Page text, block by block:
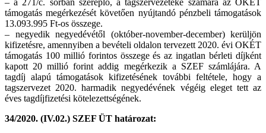
– a 271/c. sorban szereplő, a tagszervezeteke számára az OKÉT
támogatás megérkezését követően nyújtandó pénzbeli támogatások
13.093.995 Ft-os összege.
– negyedik negyedévétől (október-november-december) kerüljön
kifizetésre, amennyiben a bevételi oldalon tervezett 2020. évi OKÉT
támogatás 100 millió forintos összege és az ingatlan bérleti díjként
kapott 20 millió forint addig megérkezik a SZEF számlájára. A
tagdíj alapú támogatások kifizetésének további feltétele, hogy a
tagszervezet 2020. harmadik negyedévének végéig eleget tett az
éves tagdíjfizetési kötelezettségének.
34/2020. (IV.02.) SZEF ÜT határozat: